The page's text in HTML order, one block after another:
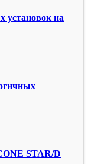
установок на
STAR/D